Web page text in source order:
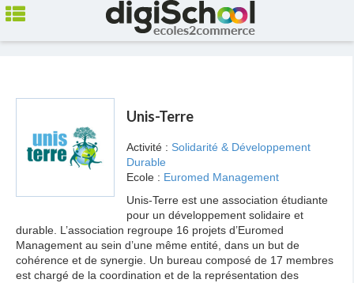
Unis-Terre
Activité : Solidarité & Développement
Durable
Ecole : Euromed Management
Unis-Terre est une association étudiante
pour un développement solidaire et
durable. L’association regroupe 16 projets d’Euromed
Management au sein d’une même entité, dans un but de
cohérence et de synergie. Un bureau composé de 17 membres
est chargé de la coordination et de la représentation des